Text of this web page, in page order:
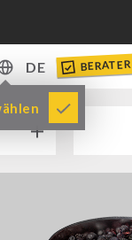
DE
DE
EN
BERATER